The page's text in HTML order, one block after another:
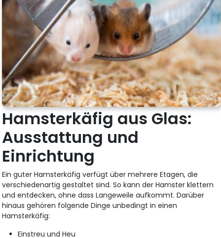
Hamsterkäfig aus Glas:
Ausstattung und
Einrichtung
Ein guter Hamsterkäfig verfügt über mehrere Etagen, die
verschiedenartig gestaltet sind. So kann der Hamster klettern
und entdecken, ohne dass Langeweile aufkommt. Darüber
hinaus gehören folgende Dinge unbedingt in einen
Hamsterkäfig:
Einstreu und Heu